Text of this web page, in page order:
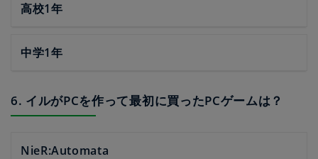
高校1年
中学1年
6. イルがPCを作って最初に買ったPCゲームは？
NieR:Automata